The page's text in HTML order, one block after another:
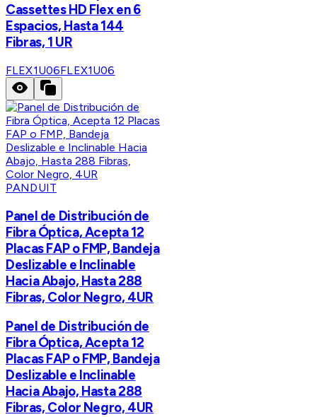
Cassettes HD Flex en 6
Espacios, Hasta 144
Fibras, 1 UR
FLEX1U06FLEX1U06
PANDUIT
Panel de Distribución de
Fibra Óptica, Acepta 12
Placas FAP o FMP, Bandeja
Deslizable e Inclinable
Hacia Abajo, Hasta 288
Fibras, Color Negro, 4UR
Panel de Distribución de
Fibra Óptica, Acepta 12
Placas FAP o FMP, Bandeja
Deslizable e Inclinable
Hacia Abajo, Hasta 288
Fibras, Color Negro, 4UR